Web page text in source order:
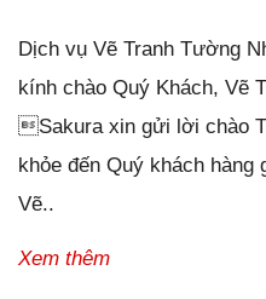
Dịch vụ Vẽ Tranh Tường
kính chào Quý Khách, Vẽ
Sakura xin gửi lời chào
khỏe đến Quý khách hàng
Vẽ..
Xem thêm